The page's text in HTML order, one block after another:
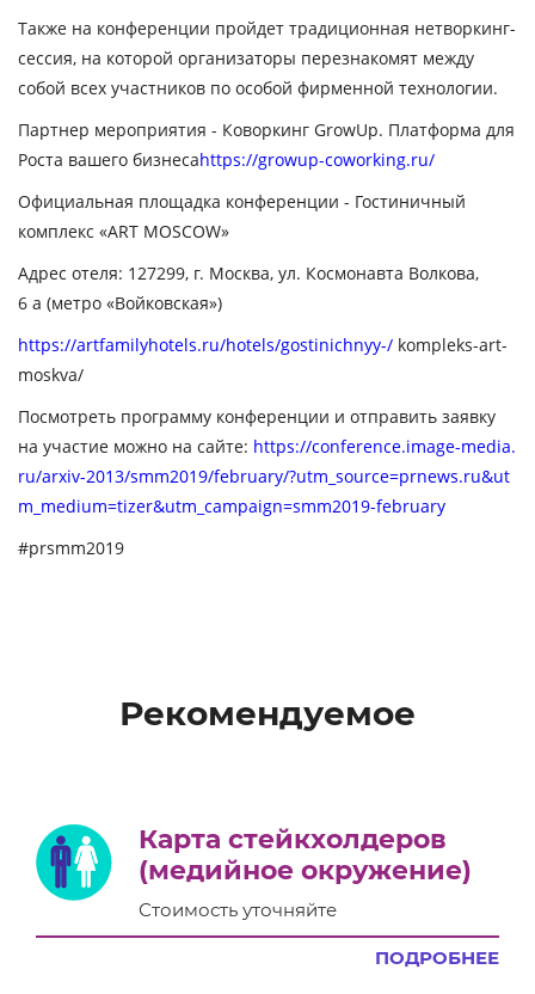
Также на конференции пройдет традиционная нетворкинг-
сессия, на которой организаторы перезнакомят между
собой всех участников по особой фирменной технологии.
Партнер мероприятия - Коворкинг GrowUp. Платформа для
Роста вашего бизнесаhttps://growup-coworking.ru/
Официальная площадка конференции - Гостиничный
комплекс «ART MOSCOW»
Адрес отеля: 127299, г. Москва, ул. Космонавта Волкова,
6 а (метро «Войковская»)
https://artfamilyhotels.ru/hotels/gostinichnyy-/ kompleks-art-
moskva/
Посмотреть программу конференции и отправить заявку
на участие можно на сайте: https://conference.image-media.
ru/arxiv-2013/smm2019/february/?utm_source=prnews.ru&ut
m_medium=tizer&utm_campaign=smm2019-february
#prsmm2019
Рекомендуемое
Карта стейкхолдеров
(медийное окружение)
Стоимость уточняйте
ПОДРОБНЕЕ